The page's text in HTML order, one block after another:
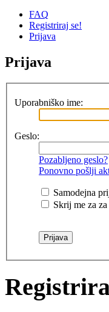
FAQ
Registriraj se!
Prijava
Prijava
Uporabniško ime:
Geslo:
Pozabljeno geslo?
Ponovno pošlji
Samodejna
Skrij me za